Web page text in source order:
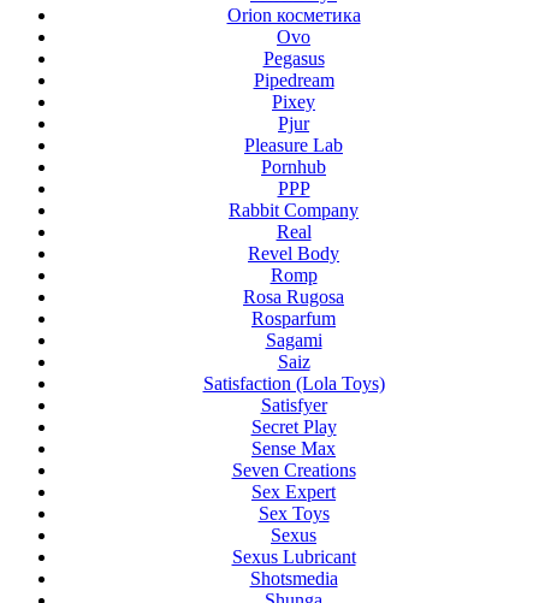
Orion косметика
Ovo
Pegasus
Pipedream
Pixey
Pjur
Pleasure Lab
Pornhub
PPP
Rabbit Company
Real
Revel Body
Romp
Rosa Rugosa
Rosparfum
Sagami
Saiz
Satisfaction (Lola Toys)
Satisfyer
Secret Play
Sense Max
Seven Creations
Sex Expert
Sex Toys
Sexus
Sexus Lubricant
Shotsmedia